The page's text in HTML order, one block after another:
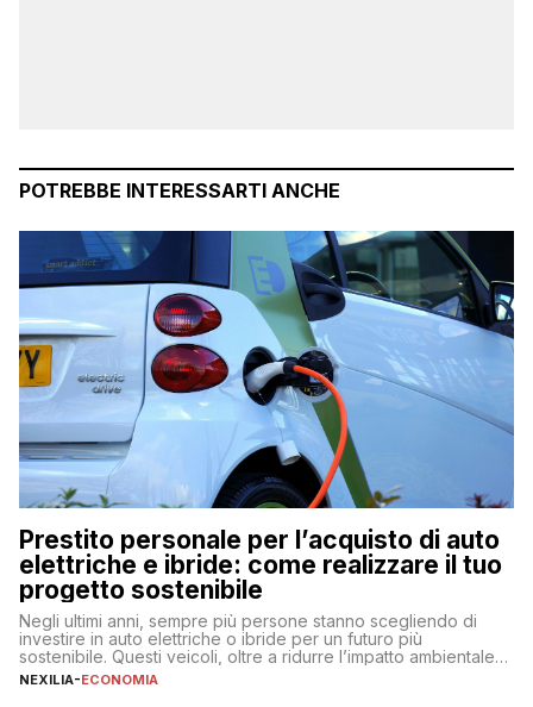
POTREBBE INTERESSARTI ANCHE
Prestito personale per l’acquisto di auto
elettriche e ibride: come realizzare il tuo
progetto sostenibile
Negli ultimi anni, sempre più persone stanno scegliendo di
investire in auto elettriche o ibride per un futuro più
sostenibile. Questi veicoli, oltre a ridurre l’impatto ambientale,
offrono vantaggi economici a lungo termine, come minori costi
NEXILIA-ECONOMIA